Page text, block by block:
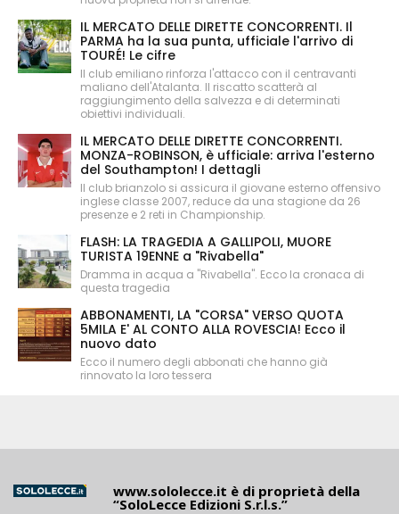
IL MERCATO DELLE DIRETTE CONCORRENTI. Il
PARMA ha la sua punta, ufficiale l'arrivo di
TOURÉ! Le cifre
Il club emiliano rinforza l'attacco con il centravanti
maliano dell'Atalanta. Il riscatto scatterà al
raggiungimento della salvezza e di determinati
obiettivi individuali.
IL MERCATO DELLE DIRETTE CONCORRENTI.
MONZA-ROBINSON, è ufficiale: arriva l'esterno
del Southampton! I dettagli
Il club brianzolo si assicura il giovane esterno offensivo
inglese classe 2007, reduce da una stagione da 26
presenze e 2 reti in Championship.
FLASH: LA TRAGEDIA A GALLIPOLI, MUORE
TURISTA 19ENNE a "Rivabella"
Dramma in acqua a "Rivabella". Ecco la cronaca di
questa tragedia
ABBONAMENTI, LA "CORSA" VERSO QUOTA
5MILA E' AL CONTO ALLA ROVESCIA! Ecco il
nuovo dato
Ecco il numero degli abbonati che hanno già
rinnovato la loro tessera
www.sololecce.it è di proprietà della
“SoloLecce Edizioni S.r.l.s.”